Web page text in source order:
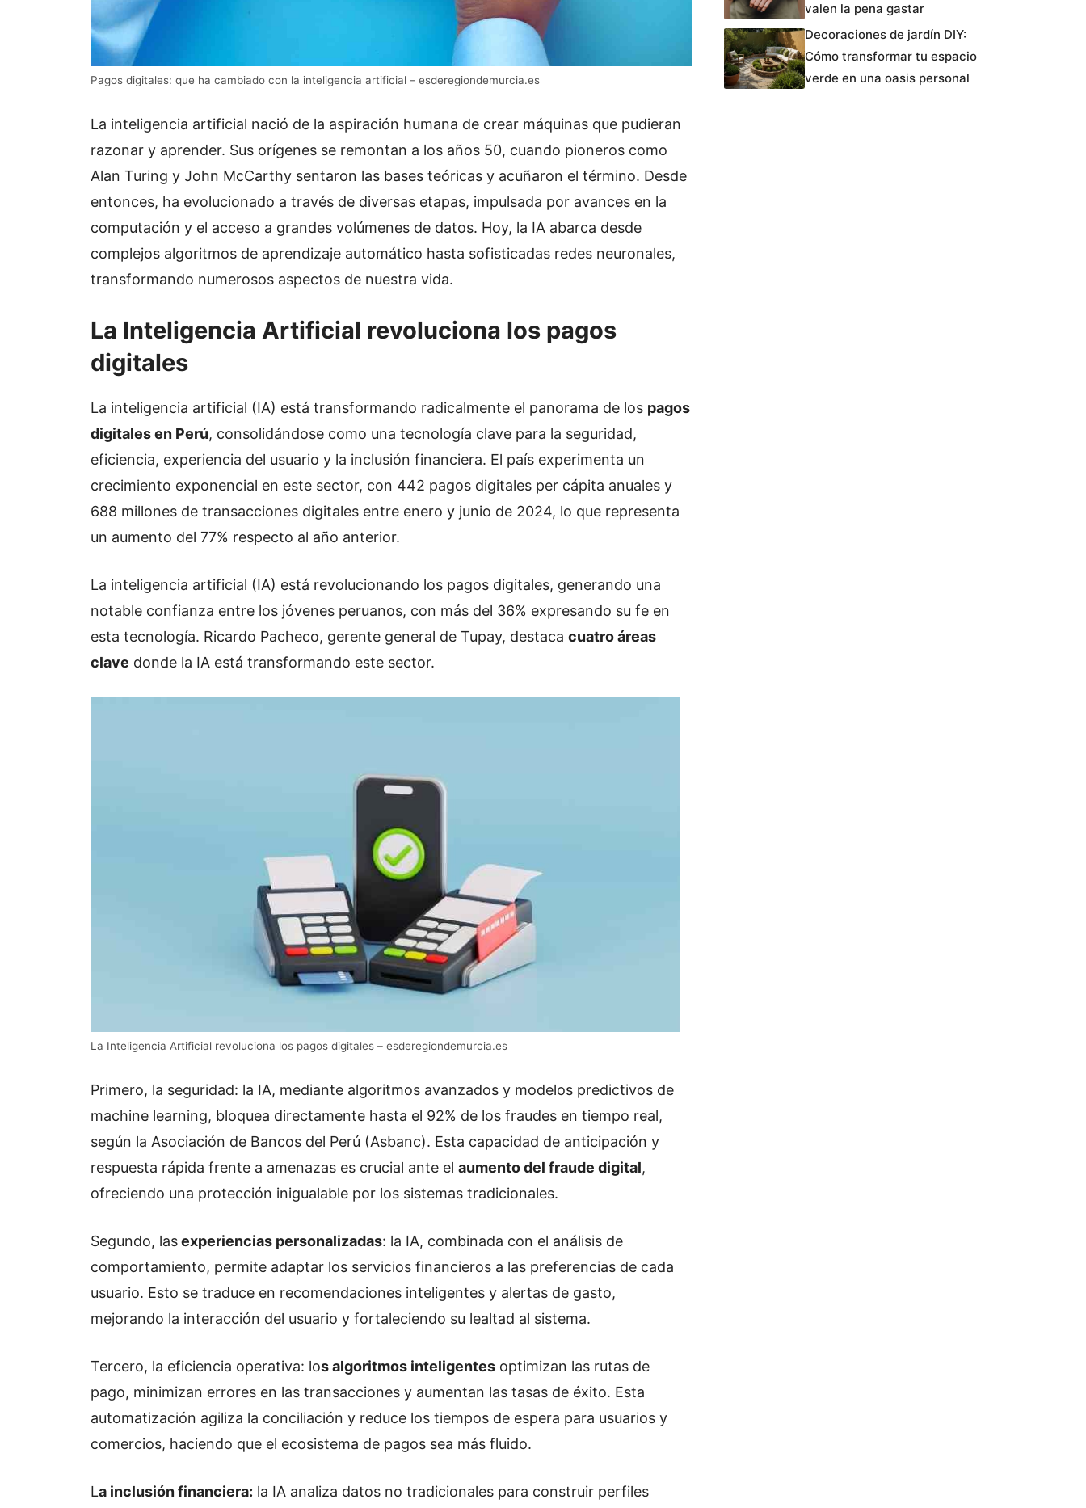
Pagos digitales: que ha cambiado con la inteligencia artificial – esderegiondemurcia.es
La inteligencia artificial nació de la aspiración humana de crear máquinas que pudieran
razonar y aprender. Sus orígenes se remontan a los años 50, cuando pioneros como
Alan Turing y John McCarthy sentaron las bases teóricas y acuñaron el término. Desde
entonces, ha evolucionado a través de diversas etapas, impulsada por avances en la
computación y el acceso a grandes volúmenes de datos. Hoy, la IA abarca desde
complejos algoritmos de aprendizaje automático hasta sofisticadas redes neuronales,
transformando numerosos aspectos de nuestra vida.
La Inteligencia Artificial revoluciona los pagos
digitales
La inteligencia artificial (IA) está transformando radicalmente el panorama de los pagos
digitales en Perú, consolidándose como una tecnología clave para la seguridad,
eficiencia, experiencia del usuario y la inclusión financiera. El país experimenta un
crecimiento exponencial en este sector, con 442 pagos digitales per cápita anuales y
688 millones de transacciones digitales entre enero y junio de 2024, lo que representa
un aumento del 77% respecto al año anterior.
La inteligencia artificial (IA) está revolucionando los pagos digitales, generando una
notable confianza entre los jóvenes peruanos, con más del 36% expresando su fe en
esta tecnología. Ricardo Pacheco, gerente general de Tupay, destaca cuatro áreas
clave donde la IA está transformando este sector.
La Inteligencia Artificial revoluciona los pagos digitales – esderegiondemurcia.es
Primero, la seguridad: la IA, mediante algoritmos avanzados y modelos predictivos de
machine learning, bloquea directamente hasta el 92% de los fraudes en tiempo real,
según la Asociación de Bancos del Perú (Asbanc). Esta capacidad de anticipación y
respuesta rápida frente a amenazas es crucial ante el aumento del fraude digital,
ofreciendo una protección inigualable por los sistemas tradicionales.
Segundo, lasexperiencias personalizadas: la IA, combinada con el análisis de
comportamiento, permite adaptar los servicios financieros a las preferencias de cada
usuario. Esto se traduce en recomendaciones inteligentes y alertas de gasto,
mejorando la interacción del usuario y fortaleciendo su lealtad al sistema.
Tercero, la eficiencia operativa: los algoritmos inteligentes optimizan las rutas de
pago, minimizan errores en las transacciones y aumentan las tasas de éxito. Esta
automatización agiliza la conciliación y reduce los tiempos de espera para usuarios y
comercios, haciendo que el ecosistema de pagos sea más fluido.
La inclusión financiera: la IA analiza datos no tradicionales para construir perfiles
valen la pena gastar
Decoraciones de jardín DIY:
Cómo transformar tu espacio
verde en una oasis personal